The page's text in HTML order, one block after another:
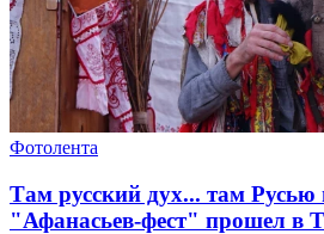
Фотолента
Там русский дух... там Русью
"Афанасьев-фест" прошел в